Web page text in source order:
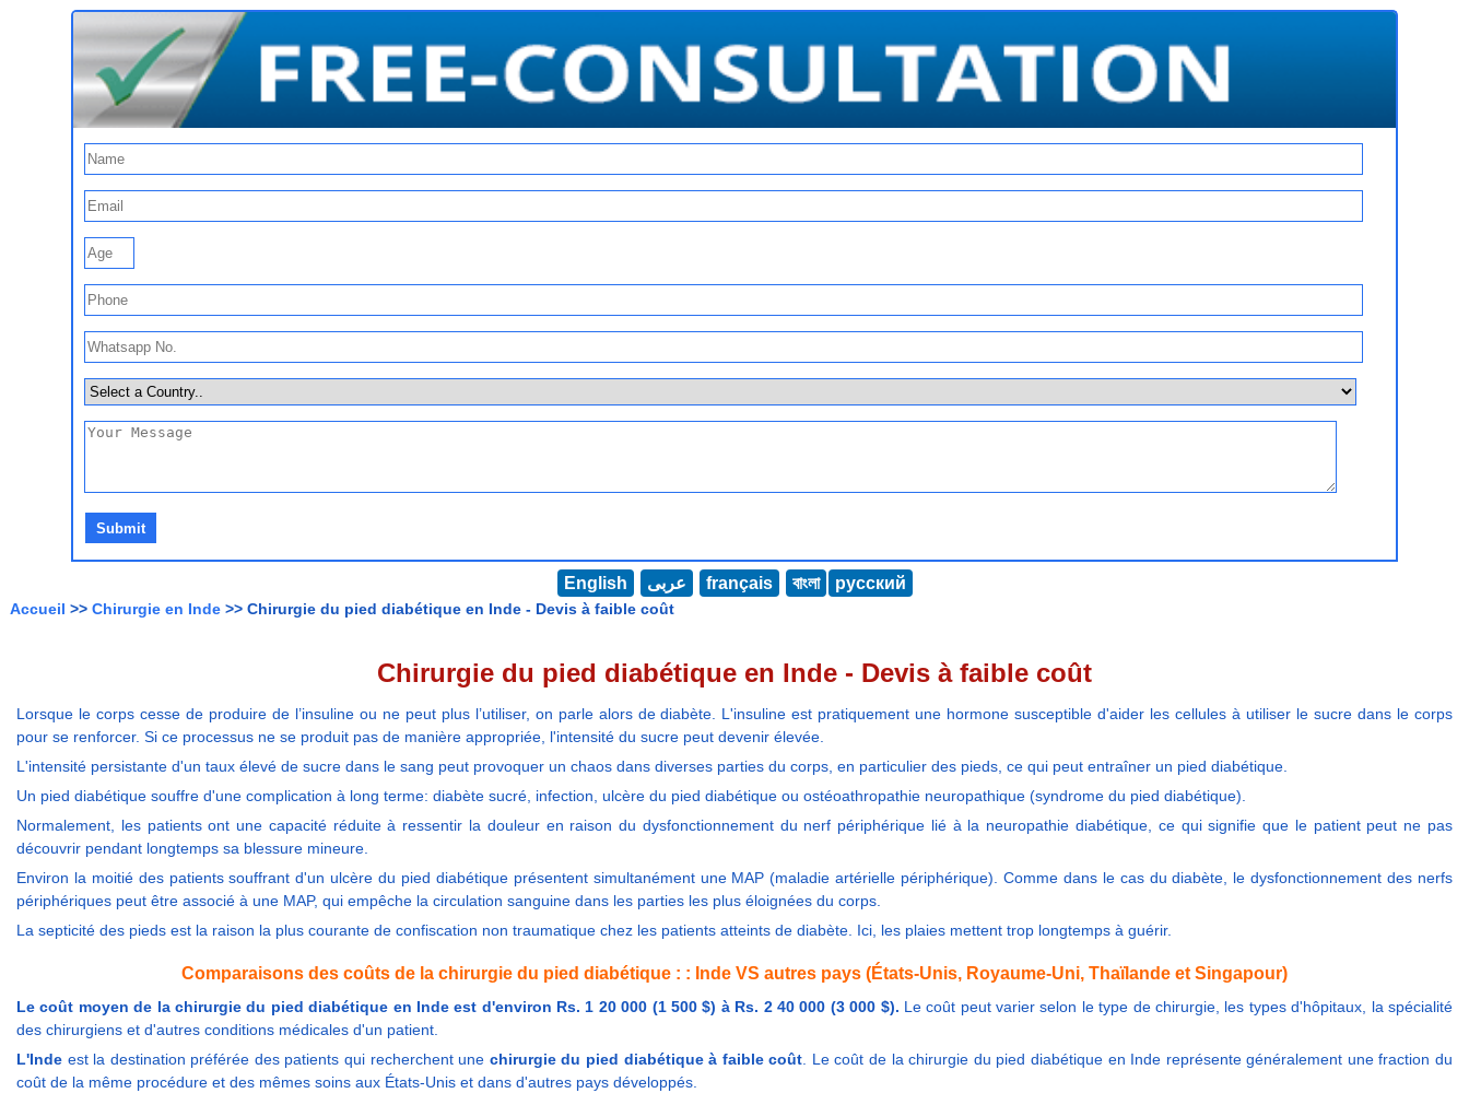
English عربى français বাংলা русский
Accueil >> Chirurgie en Inde >> Chirurgie du pied diabétique en Inde - Devis à faible coût
Chirurgie du pied diabétique en Inde - Devis à faible coût
Lorsque le corps cesse de produire de l’insuline ou ne peut plus l’utiliser, on parle alors de diabète. L'insuline est pratiquement une hormone susceptible d'aider les cellules à utiliser le sucre dans le corps
pour se renforcer. Si ce processus ne se produit pas de manière appropriée, l'intensité du sucre peut devenir élevée.
L'intensité persistante d'un taux élevé de sucre dans le sang peut provoquer un chaos dans diverses parties du corps, en particulier des pieds, ce qui peut entraîner un pied diabétique.
Un pied diabétique souffre d'une complication à long terme: diabète sucré, infection, ulcère du pied diabétique ou ostéoathropathie neuropathique (syndrome du pied diabétique).
Normalement, les patients ont une capacité réduite à ressentir la douleur en raison du dysfonctionnement du nerf périphérique lié à la neuropathie diabétique, ce qui signifie que le patient peut ne pas
découvrir pendant longtemps sa blessure mineure.
Environ la moitié des patients souffrant d'un ulcère du pied diabétique présentent simultanément une MAP (maladie artérielle périphérique). Comme dans le cas du diabète, le dysfonctionnement des nerfs
périphériques peut être associé à une MAP, qui empêche la circulation sanguine dans les parties les plus éloignées du corps.
La septicité des pieds est la raison la plus courante de confiscation non traumatique chez les patients atteints de diabète. Ici, les plaies mettent trop longtemps à guérir.
Comparaisons des coûts de la chirurgie du pied diabétique : : Inde VS autres pays (États-Unis, Royaume-Uni, Thaïlande et Singapour)
Le coût moyen de la chirurgie du pied diabétique en Inde est d'environ Rs. 1 20 000 (1 500 $) à Rs. 2 40 000 (3 000 $). Le coût peut varier selon le type de chirurgie, les types d'hôpitaux, la spécialité
des chirurgiens et d'autres conditions médicales d'un patient.
L'Inde est la destination préférée des patients qui recherchent une chirurgie du pied diabétique à faible coût . Le coût de la chirurgie du pied diabétique en Inde représente généralement une fraction du
coût de la même procédure et des mêmes soins aux États-Unis et dans d'autres pays développés.